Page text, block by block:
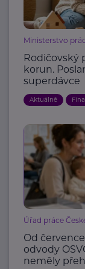
Ministerstvo
Rodičovský
korun.
superdávce
Aktuálně
Úřad práce
Od
odvody
neměly